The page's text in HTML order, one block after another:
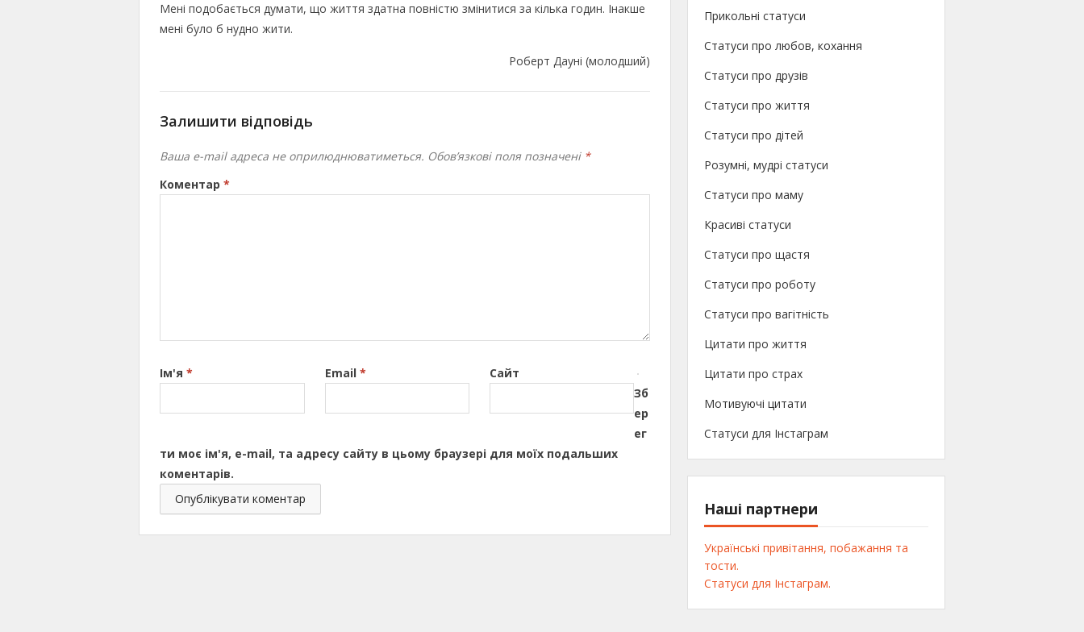
Мені подобається думати, що життя здатна повністю змінитися за кілька годин. Інакше
мені було б нудно жити.
Роберт Дауні (молодший)
Залишити відповідь
Ваша e-mail адреса не оприлюднюватиметься. Обов’язкові поля позначені *
Коментар *
Ім'я * Email *
Сайт
Зб
ер
ег
ти моє ім'я, e-mail, та адресу сайту в цьому браузері для моїх подальших
коментарів.
Прикольні статуси
Статуси про любов, кохання
Статуси про друзів
Статуси про життя
Статуси про дітей
Розумні, мудрі статуси
Статуси про маму
Красиві статуси
Статуси про щастя
Статуси про роботу
Статуси про вагітність
Цитати про життя
Цитати про страх
Мотивуючі цитати
Статуси для Інстаграм
Наші партнери
Українські привітання, побажання та
тости.
Статуси для Інстаграм.